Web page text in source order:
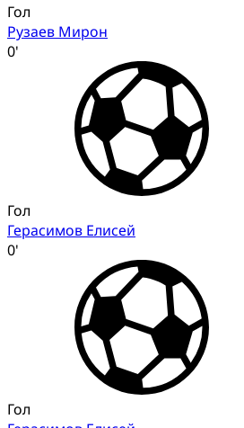
Гол
Рузаев Мирон
0'
Гол
Герасимов Елисей
0'
Гол